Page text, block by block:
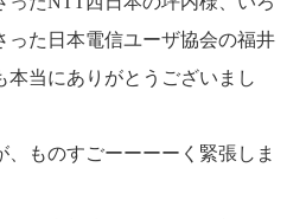
った日本電信ユーザ協会の福井
本当にありがとうございまし
ものすごーーーーく緊張しま